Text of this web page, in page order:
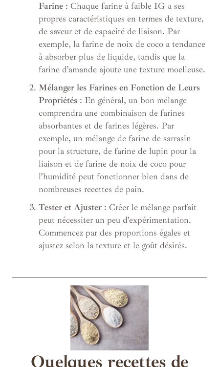
Farine : Chaque farine à faible IG a ses
propres caractéristiques en termes de texture,
de saveur et de capacité de liaison. Par
exemple, la farine de noix de coco a tendance
à absorber plus de liquide, tandis que la
farine d’amande ajoute une texture moelleuse.
Mélanger les Farines en Fonction de Leurs
Propriétés : En général, un bon mélange
comprendra une combinaison de farines
absorbantes et de farines légères. Par
exemple, un mélange de farine de sarrasin
pour la structure, de farine de lupin pour la
liaison et de farine de noix de coco pour
l’humidité peut fonctionner bien dans de
nombreuses recettes de pain.
Tester et Ajuster : Créer le mélange parfait
peut nécessiter un peu d’expérimentation.
Commencez par des proportions égales et
ajustez selon la texture et le goût désirés.
Quelques recettes de